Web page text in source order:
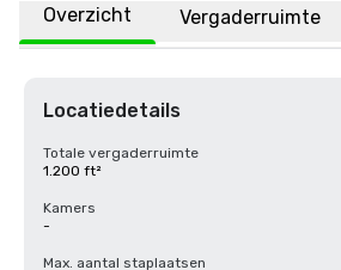
Overzicht Vergaderruimte
Locatiedetails
Totale vergaderruimte
1.200 ft²
Kamers
-
Max. aantal staplaatsen